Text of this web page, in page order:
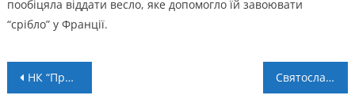
пообіцяла віддати весло, яке допомогло їй завоювати
“срібло” у Франції.
Навігація
НК “Пробій” відзначив столітній ювілей! Святослав Гриновецький – другий на відбірковому Svitolina & Stakhovskyi Tour